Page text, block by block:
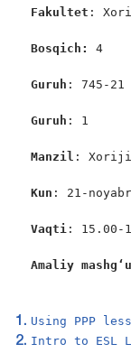
Fakultet :
Bosqich: 4
Guruh : 745-21
Guruh : 1
Manzil :
Kun : 21-
Vaqti: 15.00-
Amaliy
Using PPP
Intro to ESL